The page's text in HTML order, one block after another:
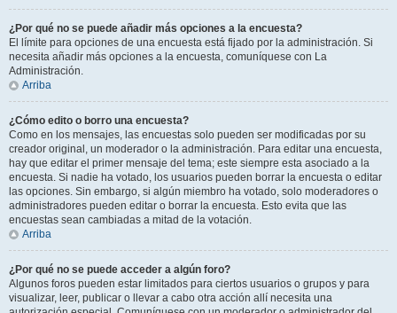
¿Por qué no se puede añadir más opciones a la encuesta?
El límite para opciones de una encuesta está fijado por la administración. Si
necesita añadir más opciones a la encuesta, comuníquese con La
Administración.
Arriba
¿Cómo edito o borro una encuesta?
Como en los mensajes, las encuestas solo pueden ser modificadas por su
creador original, un moderador o la administración. Para editar una encuesta,
hay que editar el primer mensaje del tema; este siempre esta asociado a la
encuesta. Si nadie ha votado, los usuarios pueden borrar la encuesta o editar
las opciones. Sin embargo, si algún miembro ha votado, solo moderadores o
administradores pueden editar o borrar la encuesta. Esto evita que las
encuestas sean cambiadas a mitad de la votación.
Arriba
¿Por qué no se puede acceder a algún foro?
Algunos foros pueden estar limitados para ciertos usuarios o grupos y para
visualizar, leer, publicar o llevar a cabo otra acción allí necesita una